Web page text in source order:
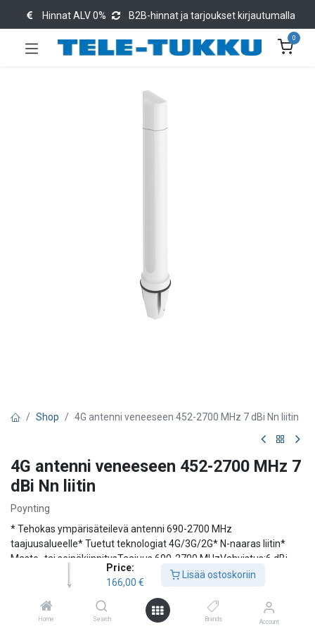
Price:
166,00 €
Lisää ostoskoriin
Home Search Brands Account
Hinnat ALV 0% B2B-hinnat ja tarjoukset kirjautumalla
0
Shop 4G antenni veneeseen 452-2700 MHz 7 dBi Nn liitin
4G antenni veneeseen 452-2700 MHz 7
dBi Nn liitin
Poynting
* Tehokas ympärisäteilevä antenni 690-2700 MHz
taajuusalueelle* Tuetut teknologiat 4G/3G/2G* N-naaras liitin*
Masto- tai seinäkiinnitysTaajuus 690-2700 MHzVahvistus:6 dBi
(690-960 MHz),8 dBi (1710-2700 MHz),Liitin N-naarasIP luokitus
166,00